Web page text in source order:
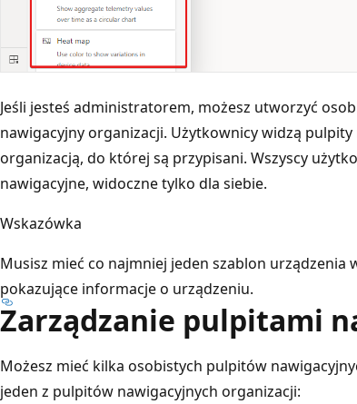
Jeśli jesteś administratorem, możesz utworzyć
nawigacyjny organizacji. Użytkownicy widzą
organizacją, do której są przypisani. Wszyscy
nawigacyjne, widoczne tylko dla siebie.
Wskazówka
Musisz mieć co najmniej jeden szablon urządzenia
pokazujące informacje o urządzeniu.
Zarządzanie pulpitami
Możesz mieć kilka osobistych pulpitów
jeden z pulpitów nawigacyjnych organizacji: